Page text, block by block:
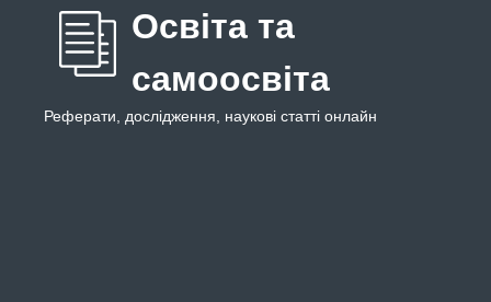
Освіта та
самоосвіта
Реферати, дослідження, наукові статті онлайн